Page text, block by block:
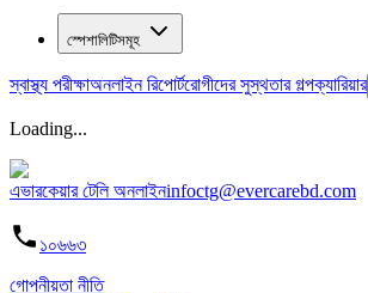
স্পেশালিটিসমূহ
স্বাস্থ্য পরীক্ষাঅনলাইন রিপোর্টরোগীদের সুস্থতার গল্পক্যারিয়ার
Loading...
এভারকেয়ার টেলি অনলাইনinfoctg@evercarebd.com
১০৬৬৩
গোপনীয়তা নীতি